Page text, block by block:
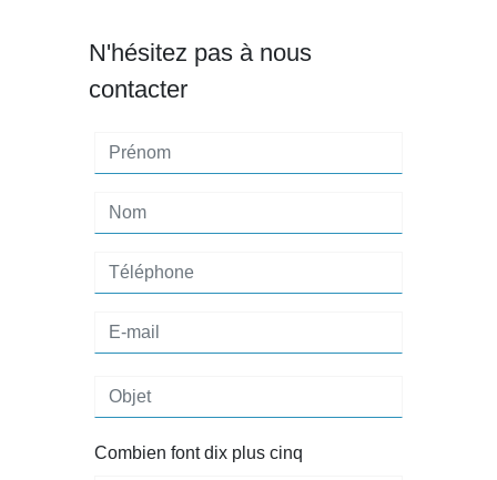
N'hésitez pas à nous
contacter
Combien font dix plus cinq